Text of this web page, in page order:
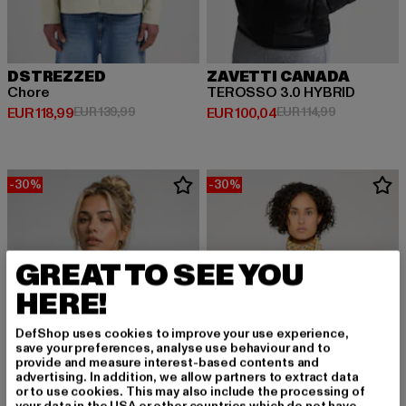
DSTREZZED
Chore
EUR 118,99
Derzeitiger Preis: EUR 118,99
EUR 139,99Aktionspreis: EUR 139,99
ZAVETTI CANADA
TEROSSO 3.0 HYBRID
EUR 100,04
Derzeitiger Preis: EUR 100,04
EUR 114,99
-30% -30%
GREAT TO SEE YOU
HERE!
DefShop uses cookies to improve your use experience,
save your preferences, analyse use behaviour and to
provide and measure interest-based contents and
advertising. In addition, we allow partners to extract data
or to use cookies. This may also include the processing of